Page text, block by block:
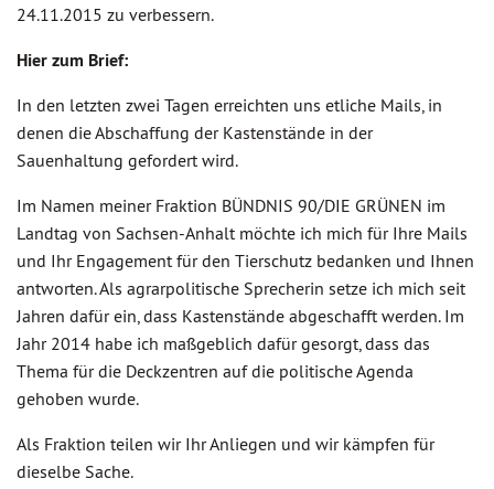
24.11.2015 zu verbessern.
Hier zum Brief:
In den letzten zwei Tagen erreichten uns etliche Mails, in
denen die Abschaffung der Kastenstände in der
Sauenhaltung gefordert wird.
Im Namen meiner Fraktion BÜNDNIS 90/DIE GRÜNEN im
Landtag von Sachsen-Anhalt möchte ich mich für Ihre Mails
und Ihr Engagement für den Tierschutz bedanken und Ihnen
antworten. Als agrarpolitische Sprecherin setze ich mich seit
Jahren dafür ein, dass Kastenstände abgeschafft werden. Im
Jahr 2014 habe ich maßgeblich dafür gesorgt, dass das
Thema für die Deckzentren auf die politische Agenda
gehoben wurde.
Als Fraktion teilen wir Ihr Anliegen und wir kämpfen für
dieselbe Sache.